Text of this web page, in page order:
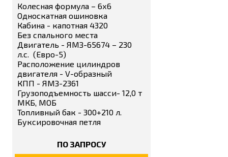
Колесная формула – 6х6
Односкатная ошиновка
Кабина - капотная 4320
Без спального места
Двигатель - ЯМЗ-65674 – 230
л.с. (Евро-5)
Расположение цилиндров
двигателя - V-образный
КПП - ЯМЗ-2361
Грузоподъемность шасси- 12,0 т
МКБ, МОБ
Топливный бак - 300+210 л.
Буксировочная петля
ПО ЗАПРОСУ